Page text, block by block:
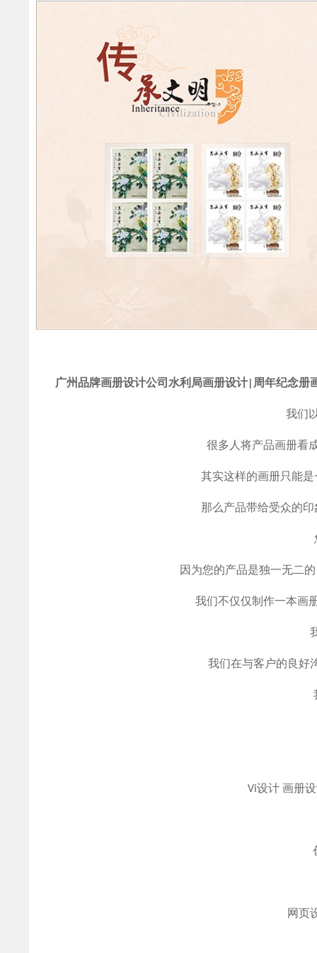
广州品牌画册设计公司水利局画册设计|周年纪念册
我们
很多人将产品画册看
其实这样的画册只能
那么产品带给受众的
因为您的产品是独一无二
我们不仅仅制作一本画
我们在与客户的良好
Vi设计 画册
网页